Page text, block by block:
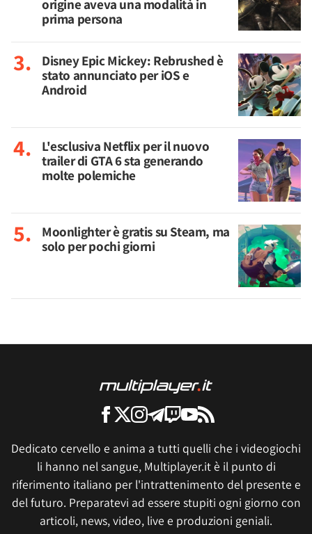
origine aveva una modalità in
prima persona
Disney Epic Mickey: Rebrushed è
stato annunciato per iOS e
Android
L'esclusiva Netflix per il nuovo
trailer di GTA 6 sta generando
molte polemiche
Moonlighter è gratis su Steam, ma
solo per pochi giorni
Dedicato cervello e anima a tutti quelli che i videogiochi
li hanno nel sangue, Multiplayer.it è il punto di
riferimento italiano per l'intrattenimento del presente e
del futuro. Preparatevi ad essere stupiti ogni giorno con
articoli, news, video, live e produzioni geniali.